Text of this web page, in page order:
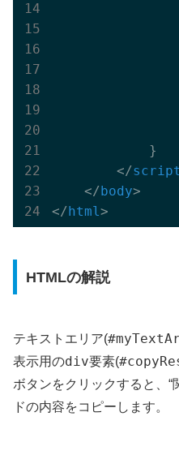
            }
</script
</ body>
</ html>
HTMLの解説
テキストエリア(
表示用のdiv要素(
ボタンをクリックすると、
ドの内容をコピーします。